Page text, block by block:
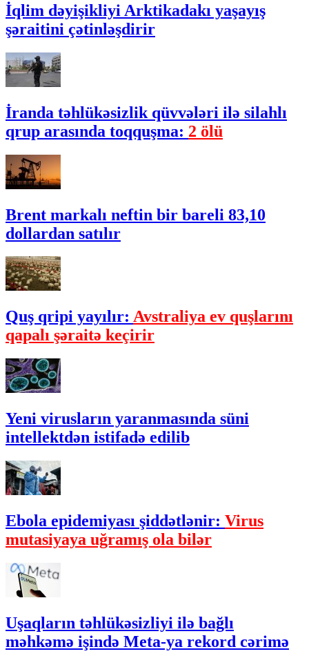
İqlim dəyişikliyi Arktikadakı yaşayış
şəraitini çətinləşdirir
İranda təhlükəsizlik qüvvələri ilə silahlı
qrup arasında toqquşma: 2 ölü
Brent markalı neftin bir bareli 83,10
dollardan satılır
Quş qripi yayılır: Avstraliya ev quşlarını
qapalı şəraitə keçirir
Yeni virusların yaranmasında süni
intellektdən istifadə edilib
Ebola epidemiyası şiddətlənir: Virus
mutasiyaya uğramış ola bilər
Uşaqların təhlükəsizliyi ilə bağlı
məhkəmə işində Meta-ya rekord cərimə